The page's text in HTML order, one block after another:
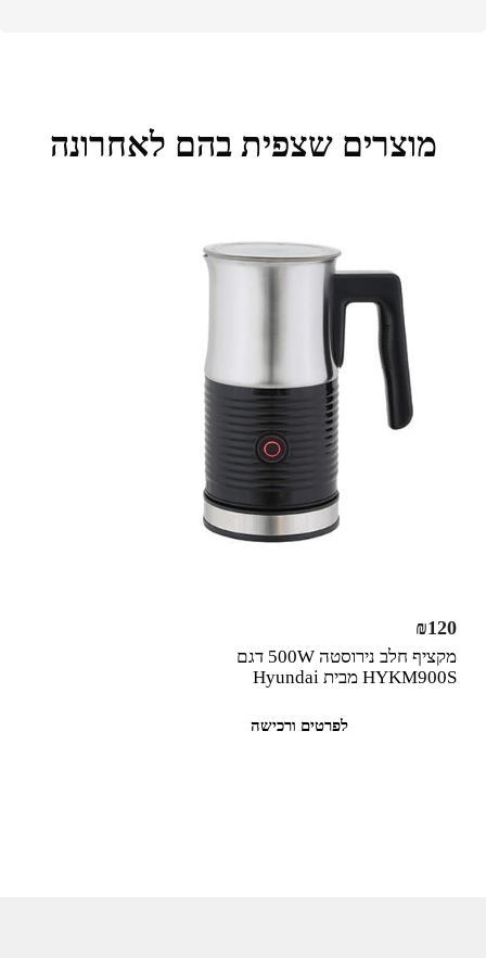
מוצרים שצפית בהם לאחרונה
‏מקציף חלב נירוסטה 500W דגם
HYKM900S מבית Hyundai
₪120
לפרטים ורכישה